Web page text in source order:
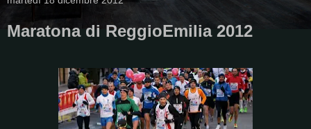
Maratona di ReggioEmilia 2012